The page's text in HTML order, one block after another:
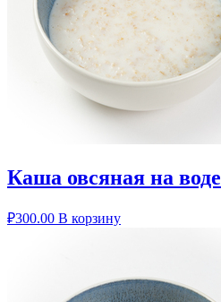
Каша овсяная на воде
₽300.00 В корзину